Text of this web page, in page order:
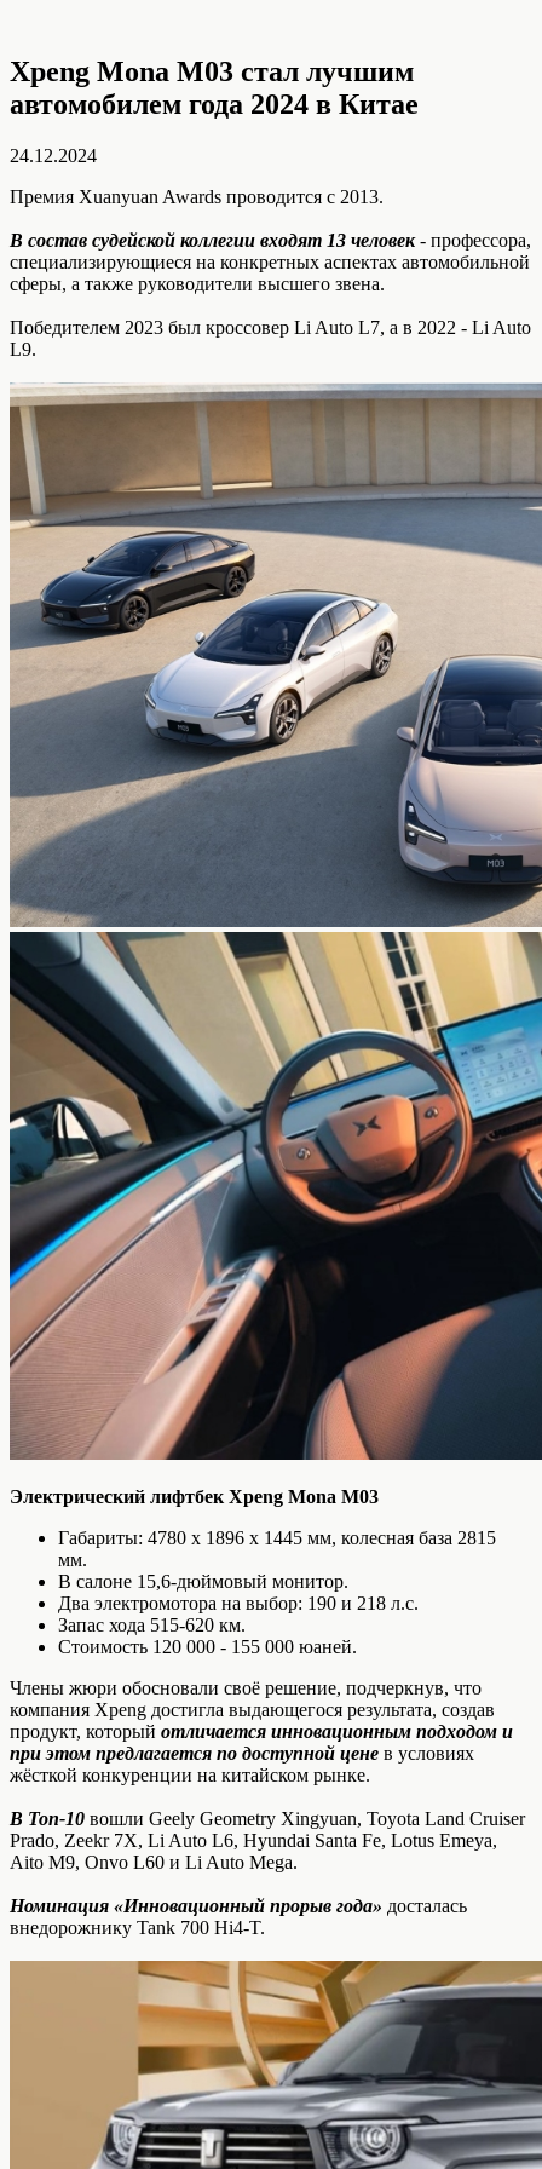
Xpeng Mona M03 стал лучшим
автомобилем года 2024 в Китае
24.12.2024
Премия Xuanyuan Awards проводится с 2013.
В состав судейской коллегии входят 13 человек- профессора,
специализирующиеся на конкретных аспектах автомобильной
сферы, а также руководители высшего звена.
Победителем 2023 был кроссовер Li Auto L7, а в 2022 - Li Auto
L9.
Электрический лифтбек Xpeng Mona M03
Габариты: 4780 х 1896 х 1445 мм, колесная база 2815
мм.
В салоне 15,6-дюймовый монитор.
Два электромотора на выбор: 190 и 218 л.с.
Запас хода 515-620 км.
Стоимость 120 000 - 155 000 юаней.
Члены жюри обосновали своё решение, подчеркнув, что
компания Xpeng достигла выдающегося результата, создав
продукт, который отличается инновационным подходом и
при этом предлагается по доступной цене в условиях
жёсткой конкуренции на китайском рынке.
В Топ-10 вошли Geely Geometry Xingyuan, Toyota Land Cruiser
Prado, Zeekr 7X, Li Auto L6, Hyundai Santa Fe, Lotus Emeya,
Aito M9, Onvo L60 и Li Auto Mega.
Номинация «Инновационный прорыв года» досталась
внедорожнику Tank 700 Hi4-T.